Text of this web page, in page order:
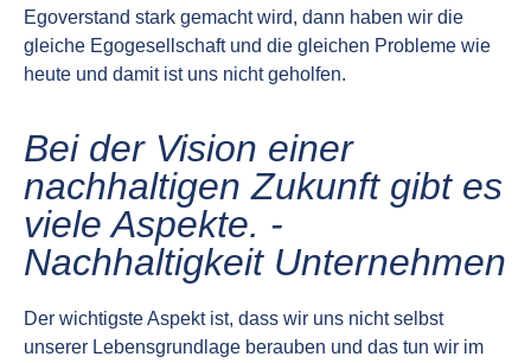
Egoverstand stark gemacht wird, dann haben wir die
gleiche Egogesellschaft und die gleichen Probleme wie
heute und damit ist uns nicht geholfen.
Bei der Vision einer
nachhaltigen Zukunft gibt es
viele Aspekte. -
Nachhaltigkeit Unternehmen
Der wichtigste Aspekt ist, dass wir uns nicht selbst
unserer Lebensgrundlage berauben und das tun wir im